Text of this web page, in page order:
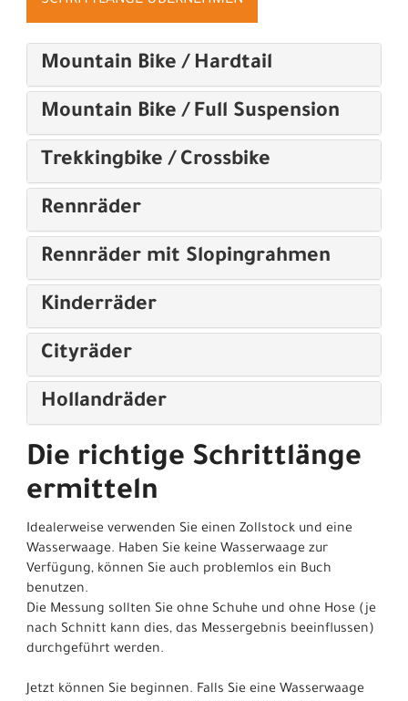
Mountain Bike / Hardtail
Mountain Bike / Full Suspension
Trekkingbike / Crossbike
Rennräder
Rennräder mit Slopingrahmen
Kinderräder
Cityräder
Hollandräder
Die richtige Schrittlänge
ermitteln
Idealerweise verwenden Sie einen Zollstock und eine
Wasserwaage. Haben Sie keine Wasserwaage zur
Verfügung, können Sie auch problemlos ein Buch
benutzen.
Die Messung sollten Sie ohne Schuhe und ohne Hose (je
nach Schnitt kann dies, das Messergebnis beeinflussen)
durchgeführt werden.
Jetzt können Sie beginnen. Falls Sie eine Wasserwaage